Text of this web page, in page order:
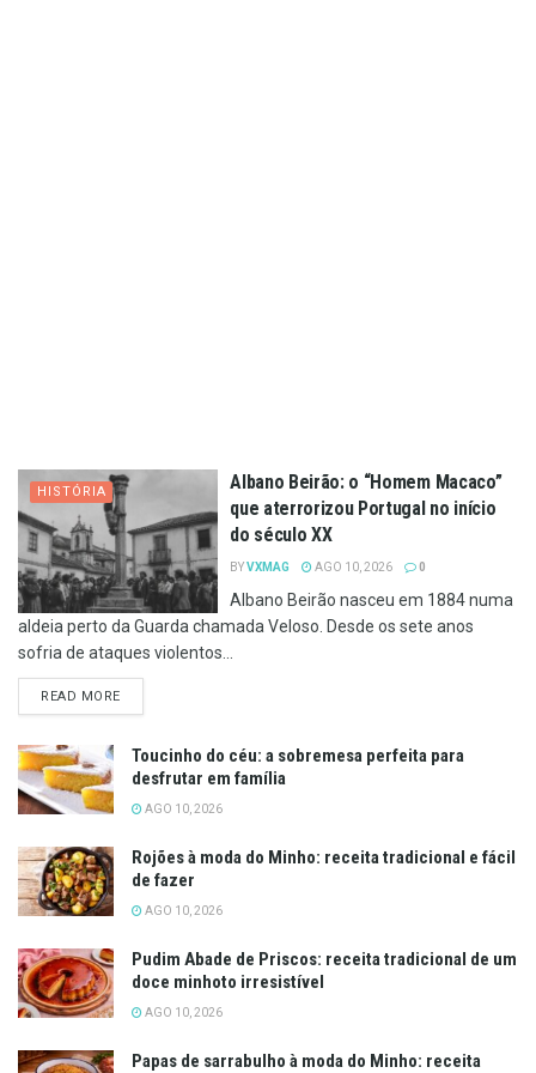
HISTÓRIA
Albano Beirão: o “Homem Macaco”
que aterrorizou Portugal no início
do século XX
BYVXMAG AGO 10, 2026 0
Albano Beirão nasceu em 1884 numa
aldeia perto da Guarda chamada Veloso. Desde os sete anos
sofria de ataques violentos...
READ MOREDETAILS
Toucinho do céu: a sobremesa perfeita para
desfrutar em família
AGO 10, 2026
Rojões à moda do Minho: receita tradicional e fácil
de fazer
AGO 10, 2026
Pudim Abade de Priscos: receita tradicional de um
doce minhoto irresistível
AGO 10, 2026
Papas de sarrabulho à moda do Minho: receita